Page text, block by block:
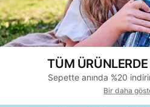
TÜM
Sepette anında %20
Bir daha
Stoklarla